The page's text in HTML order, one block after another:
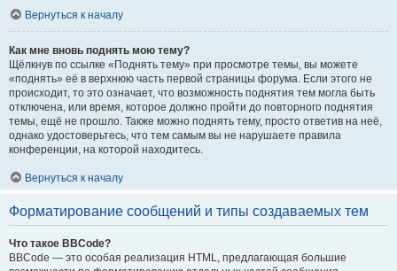
Вернуться к началу
Как мне вновь поднять мою тему?
Щёлкнув по ссылке «Поднять тему» при просмотре темы, вы можете
«поднять» её в верхнюю часть первой страницы форума. Если этого не
происходит, то это означает, что возможность поднятия тем могла быть
отключена, или время, которое должно пройти до повторного поднятия
темы, ещё не прошло. Также можно поднять тему, просто ответив на неё,
однако удостоверьтесь, что тем самым вы не нарушаете правила
конференции, на которой находитесь.
Вернуться к началу
Форматирование сообщений и типы создаваемых тем
Что такое BBCode?
BBCode — это особая реализация HTML, предлагающая большие